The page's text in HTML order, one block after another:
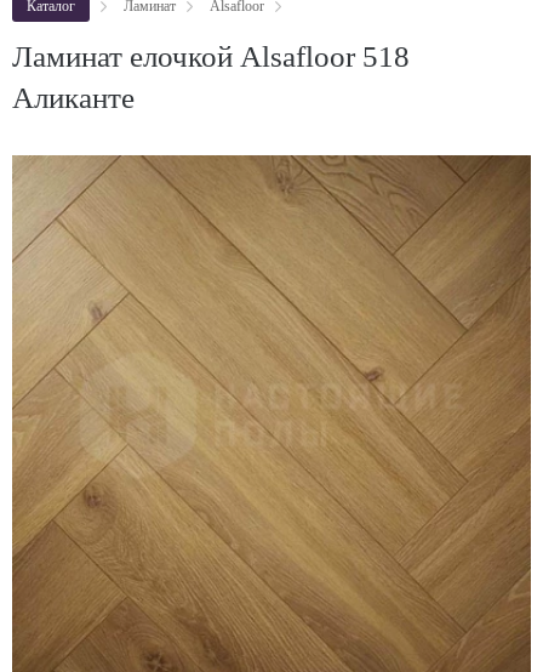
Каталог Ламинат Alsafloor
Ламинат елочкой Alsafloor 518
Аликанте